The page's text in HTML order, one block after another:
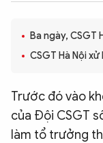
BẠN ĐỌC & CAND
Ba ngày, CSGT
CSGT Hà Nội
Trước đó vào
của Đội CSGT
làm tổ trưởng